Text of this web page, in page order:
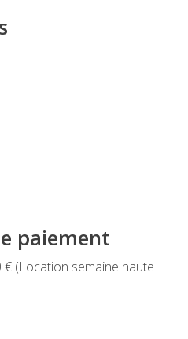
paiement
€ (Location semaine haute